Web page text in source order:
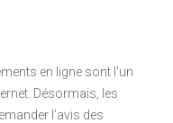
en ligne sont l’un
Désormais, les
l’avis des